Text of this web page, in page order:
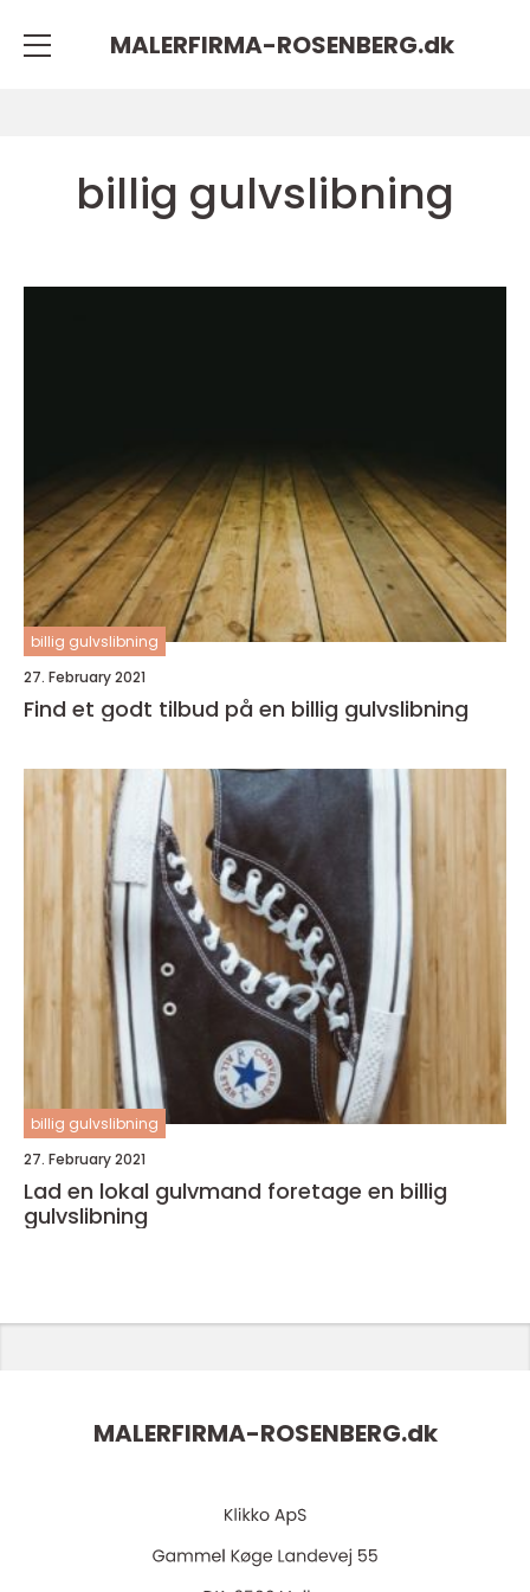
MALERFIRMA-ROSENBERG.dk
billig gulvslibning
billig gulvslibning
27. February 2021
Find et godt tilbud på en billig gulvslibning
billig gulvslibning
27. February 2021
Lad en lokal gulvmand foretage en billig
gulvslibning
MALERFIRMA-ROSENBERG.dk